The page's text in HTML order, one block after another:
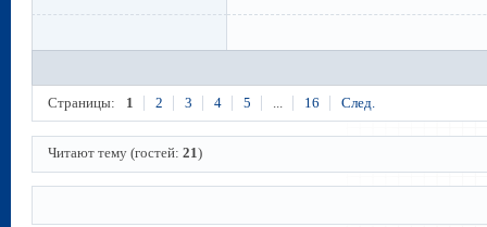
Страницы: 1 2 3 4 5 16 След.
Читают тему (гостей:21)